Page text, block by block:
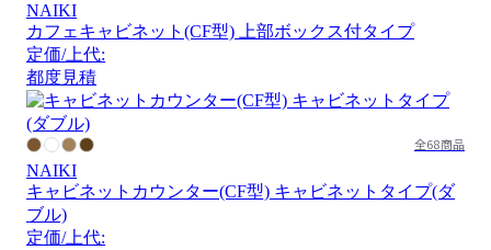
NAIKI
カフェキャビネット(CF型) 上部ボックス付タイプ
定価/上代:
都度見積
全68商品
NAIKI
キャビネットカウンター(CF型) キャビネットタイプ(ダ
ブル)
定価/上代: